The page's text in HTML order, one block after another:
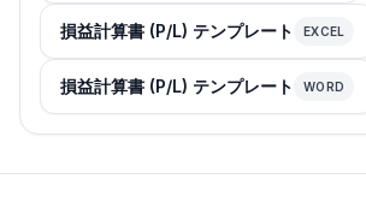
損益計算書 (P/L) テンプレート EXCEL
損益計算書 (P/L) テンプレート WORD